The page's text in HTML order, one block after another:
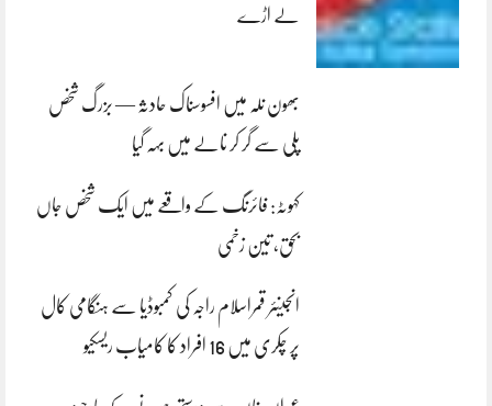
لے اڑے
بھون نلہ میں افسوسناک حادثہ — بزرگ شخص
پلی سے گر کر نالے میں بہہ گیا
کہوٹہ: فائرنگ کے واقعے میں ایک شخص جاں
بحق، تین زخمی
انجینئر قمراسلام راجہ کی کمبوڈیا سے ہنگامی کال
پر چکری میں 16 افراد کا کامیاب ریسکیو